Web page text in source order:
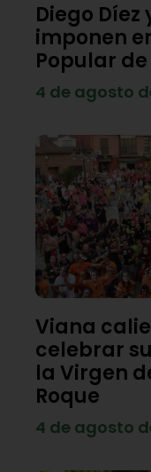
Diego
imponen
Popular
4 de agosto
Viana
celebrar
la Virgen
Roque
4 de agosto